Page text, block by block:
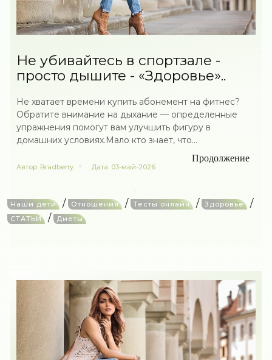
Не убивайтесь в спортзале -
просто дышите - «Здоровье»..
Не хватает времени купить абонемент на фитнес?
Обратите внимание на дыхание — определенные
упражнения помогут вам улучшить фигуру в
домашних условиях.Мало кто знает, что...
Продолжение
Автор Bradberry Дата 03-май-2026
Наши дети / Отношения / Тесты онлайн / Здоровье /
СТАТЬИ / Диеты